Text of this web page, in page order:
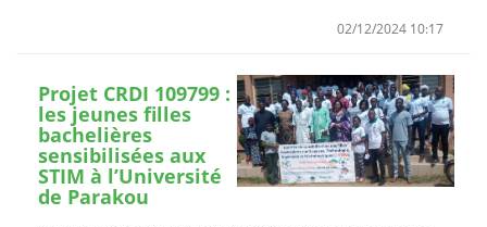
02/12/2024 10:17
Projet CRDI 109799 :
les jeunes filles
bachelières
sensibilisées aux
STIM à l’Université
de Parakou